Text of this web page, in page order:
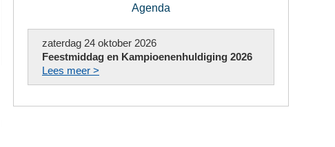
Agenda
zaterdag 24 oktober 2026
Feestmiddag en Kampioenenhuldiging 2026
Lees meer >